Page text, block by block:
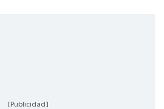
[Publicidad]